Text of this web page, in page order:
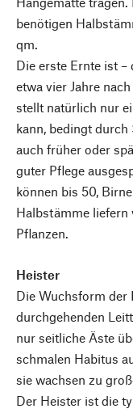
benötigen
qm.
Die erste Ernte ist
etwa vier Jahre
stellt natürlich nur
kann, bedingt
auch früher oder
guter Pflege
können bis 50,
Halbstämme
Pflanzen.
Heister
Die Wuchsform der
durchgehenden
nur seitliche Äste
schmalen Habitus
sie wachsen zu
Der Heister ist die